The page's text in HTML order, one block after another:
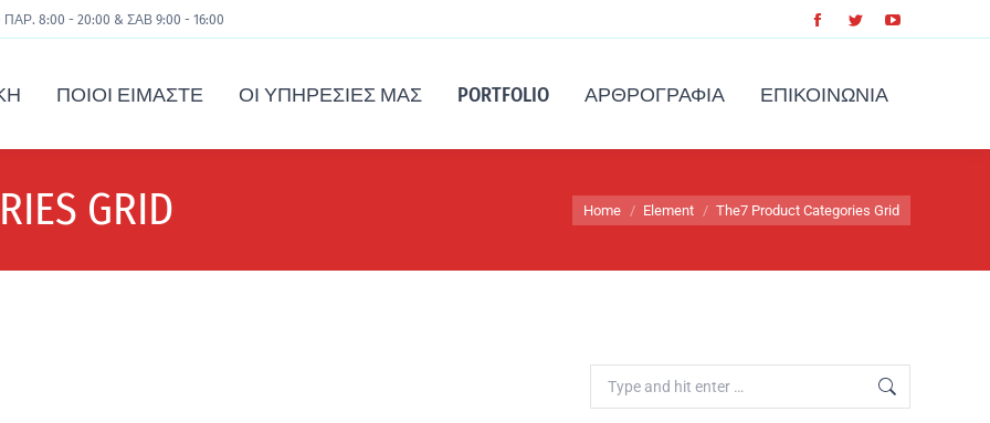
8:00 - 20:00 & ΣΑΒ 9:00 - 16:00
ΠΟΙΟΙ ΕΊΜΑΣΤΕ ΟΙ ΥΠΗΡΕΣΊΕΣ ΜΑΣ PORTFOLIO ΑΡΘΡΟΓΡΑΦΊΑ ΕΠΙΚΟΙΝΩΝΊΑ
GRID You are here:
Home Element The7 Product Categories Grid